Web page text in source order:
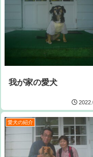
我が家の愛犬
愛犬の紹介